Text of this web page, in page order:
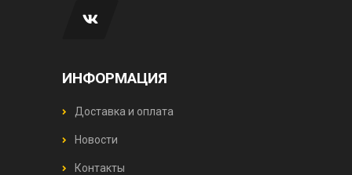
ИНФОРМАЦИЯ
Доставка и оплата
Новости
Контакты